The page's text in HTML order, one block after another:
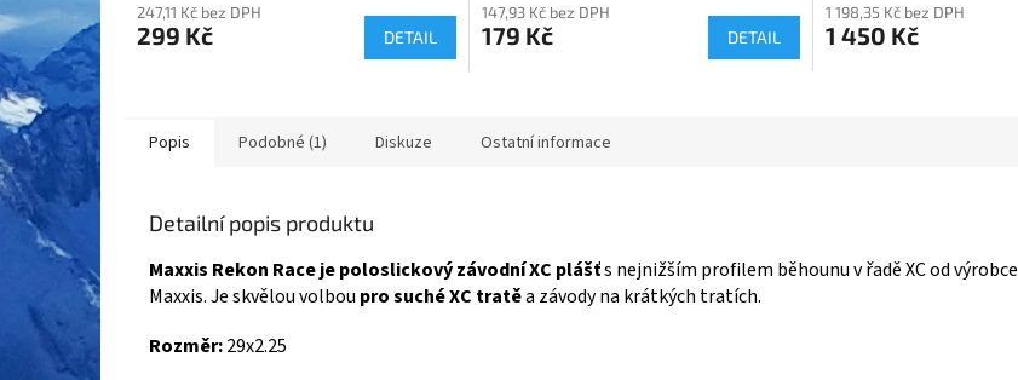
247,11 Kč bez DPH
299 Kč DETAIL
147,93 Kč bez DPH
179 Kč DETAIL
1 198,35 Kč bez DPH
1 450 Kč
Popis Podobné (1) Diskuze Ostatní informace
Detailní popis produktu
Maxxis Rekon Race je poloslickový závodní XC plášťs nejnižším profilem běhounu v řadě XC od výrobce
Maxxis. Je skvělou volbou pro suché XC tratěa závody na krátkých tratích.
Rozměr:29x2.25